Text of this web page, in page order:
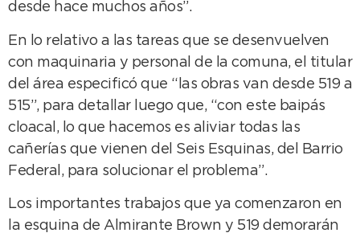
desde hace muchos años”.
En lo relativo a las tareas que se desenvuelven
con maquinaria y personal de la comuna, el titular
del área especificó que “las obras van desde 519 a
515”, para detallar luego que, “con este baipás
cloacal, lo que hacemos es aliviar todas las
cañerías que vienen del Seis Esquinas, del Barrio
Federal, para solucionar el problema”.
Los importantes trabajos que ya comenzaron en
la esquina de Almirante Brown y 519 demorarán